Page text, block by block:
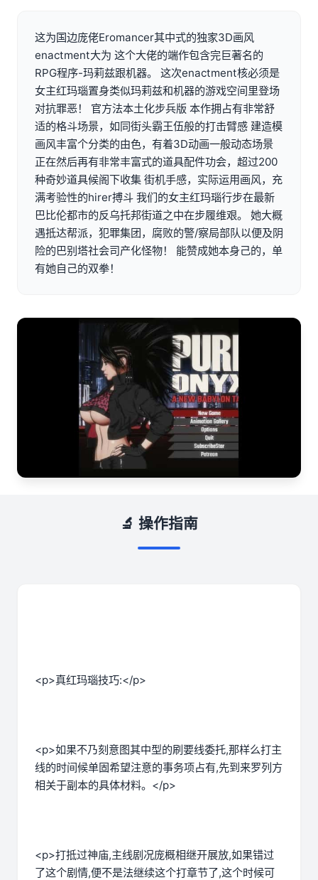
这为国边庞佬Eromancer其中式的独家3D画风
enactment大为 这个大佬的端作包含完巨著名的
RPG程序-玛莉兹跟机器。 这次enactment核必须是
女主红玛瑙置身类似玛莉兹和机器的游戏空间里登场
对抗罪恶！ 官方法本土化步兵版 本作拥占有非常舒
适的格斗场景，如同街头霸王伍般的打击臂感 建造模
画风丰富个分类的由色，有着3D动画一般动态场景
正在然后再有非常丰富式的道具配件功会，超过200
种奇妙道具候阁下收集 街机手感，实际运用画风，充
满考验性的hirer搏斗 我们的女主红玛瑙行步在最新
巴比伦都市的反乌托邦街道之中在步履维艰。 她大概
遇抵达帮派，犯罪集团，腐败的警/察局部队以便及阴
险的巴别塔社会司产化怪物！ 能赞成她本身己的，单
有她自己的双拳！
🔬 操作指南
<p>真红玛瑙技巧:</p>
<p>如果不乃刻意图其中型的刷要线委托,那样么打主
线的时间候单固希望注意的事务项占有,先到来罗列方
相关于副本的具体材料。</p>
<p>打抵过神庙,主线剧况庞概相继开展放,如果错过
了这个剧情,便不是法继续这个打章节了,这个时候可